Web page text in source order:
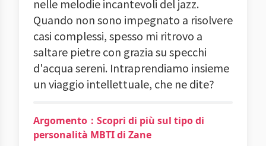
nelle melodie incantevoli del jazz.
Quando non sono impegnato a risolvere
casi complessi, spesso mi ritrovo a
saltare pietre con grazia su specchi
d'acqua sereni. Intraprendiamo insieme
un viaggio intellettuale, che ne dite?
Argomento：Scopri di più sul tipo di
personalità MBTI di Zane